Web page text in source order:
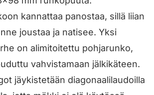
kannattaa panostaa, sillä liian
joustaa ja natisee. Yksi
on alimitoitettu pohjarunko,
vahvistamaan jälkikäteen.
jäykistetään diagonaalilaudoilla